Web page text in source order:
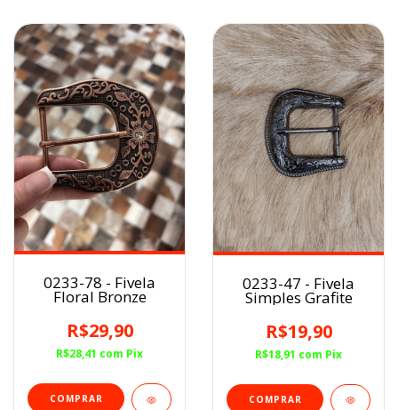
0233-78 - Fivela
Floral Bronze
R$29,90
R$28,41 com Pix
0233-47 - Fivela
Simples Grafite
R$19,90
R$18,91 com Pix